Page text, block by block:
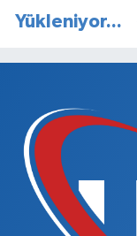
Yükleniyor...